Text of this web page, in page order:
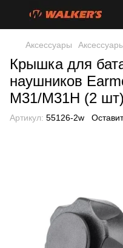
Аксессуары
Крышка для
наушников
M31/M31H (2 шт)
Артикул: 55126-2w